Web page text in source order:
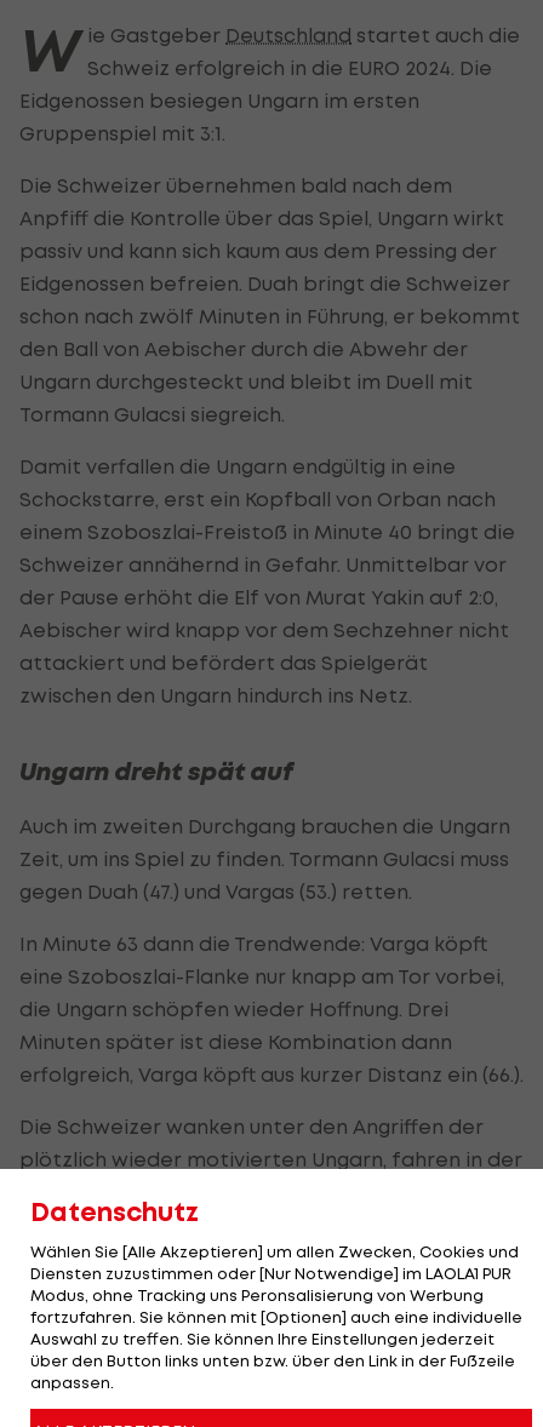
W ie Gastgeber Deutschland startet auch die
Schweiz erfolgreich in die EURO 2024. Die
Eidgenossen besiegen Ungarn im ersten
Gruppenspiel mit 3:1.
Die Schweizer übernehmen bald nach dem
Anpfiff die Kontrolle über das Spiel, Ungarn wirkt
passiv und kann sich kaum aus dem Pressing der
Eidgenossen befreien. Duah bringt die Schweizer
schon nach zwölf Minuten in Führung, er bekommt
den Ball von Aebischer durch die Abwehr der
Ungarn durchgesteckt und bleibt im Duell mit
Tormann Gulacsi siegreich.
Damit verfallen die Ungarn endgültig in eine
Schockstarre, erst ein Kopfball von Orban nach
einem Szoboszlai-Freistoß in Minute 40 bringt die
Schweizer annähernd in Gefahr. Unmittelbar vor
der Pause erhöht die Elf von Murat Yakin auf 2:0,
Aebischer wird knapp vor dem Sechzehner nicht
attackiert und befördert das Spielgerät
zwischen den Ungarn hindurch ins Netz.
Ungarn dreht spät auf
Auch im zweiten Durchgang brauchen die Ungarn
Zeit, um ins Spiel zu finden. Tormann Gulacsi muss
gegen Duah (47.) und Vargas (53.) retten.
In Minute 63 dann die Trendwende: Varga köpft
eine Szoboszlai-Flanke nur knapp am Tor vorbei,
die Ungarn schöpfen wieder Hoffnung. Drei
Minuten später ist diese Kombination dann
erfolgreich, Varga köpft aus kurzer Distanz ein (66.).
Die Schweizer wanken unter den Angriffen der
plötzlich wieder motivierten Ungarn, fahren in der
Offensivbemühungen nach oben. In der
Nachspielzeit fixiert Embolo mit dem 1:3 endgültig
den Sieg der Eidgenossen (90.+4).
Tabelle - Gruppe A >>>
Was passiert wann? Der EURO-
Datenschutz
Wählen Sie [Alle Akzeptieren] um allen Zwecken, Cookies und
Diensten zuzustimmen oder [Nur Notwendige] im LAOLA1 PUR
Modus, ohne Tracking uns Peronsalisierung von Werbung
fortzufahren. Sie können mit [Optionen] auch eine individuelle
Auswahl zu treffen. Sie können Ihre Einstellungen jederzeit
über den Button links unten bzw. über den Link in der Fußzeile
anpassen.